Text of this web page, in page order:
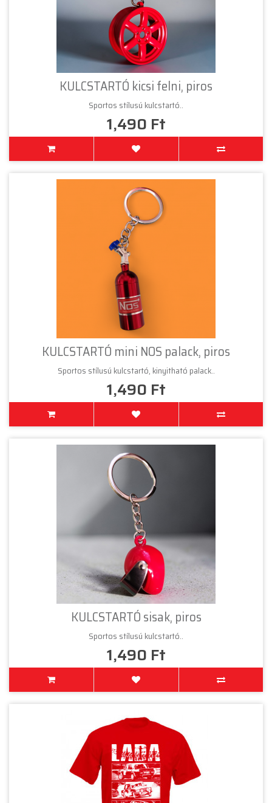
KULCSTARTÓ kicsi felni, piros
Sportos stílusú kulcstartó..
1,490 Ft
KULCSTARTÓ mini NOS palack, piros
Sportos stílusú kulcstartó, kinyitható palack..
1,490 Ft
KULCSTARTÓ sisak, piros
Sportos stílusú kulcstartó..
1,490 Ft